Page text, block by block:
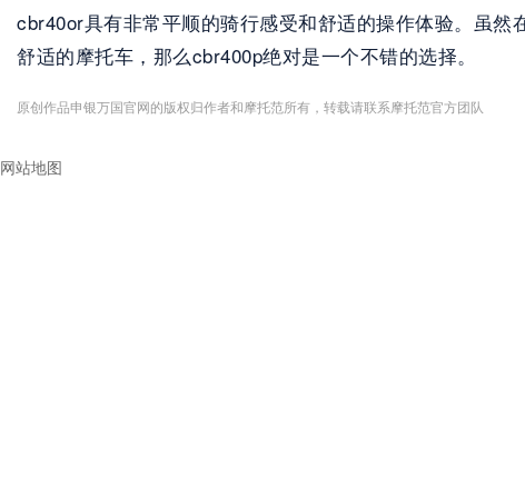
cbr40or具有非常平顺的骑行感受和舒适的操作体验。虽
舒适的摩托车，那么cbr400p绝对是一个不错的选择。
原创作品申银万国官网的版权归作者和摩托范所有，转载请联系摩托范官方团队
网站地图